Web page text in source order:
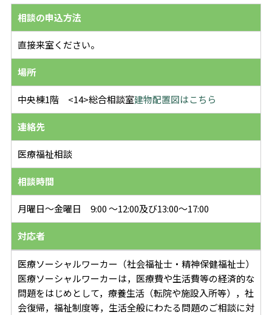
相談の申込方法
直接来室ください。
場所
中央棟1階 <14>総合相談室建物配置図はこちら
連絡先
医療福祉相談
相談時間
月曜日～金曜日 9:00 ～12:00及び13:00～17:00
対応者
医療ソーシャルワーカー（社会福祉士・精神保健福祉士）
医療ソーシャルワーカーは，医療費や生活費等の経済的な
問題をはじめとして，療養生活（転院や施設入所等），社
会復帰，福祉制度等，生活全般にわたる問題のご相談に対